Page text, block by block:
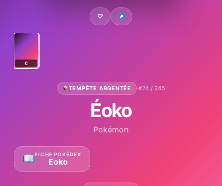
♡
C
TEMPÊTE ARGENTÉE ·#74 / 245
Éoko
Pokémon
FICHE POKÉDEX
Eoko